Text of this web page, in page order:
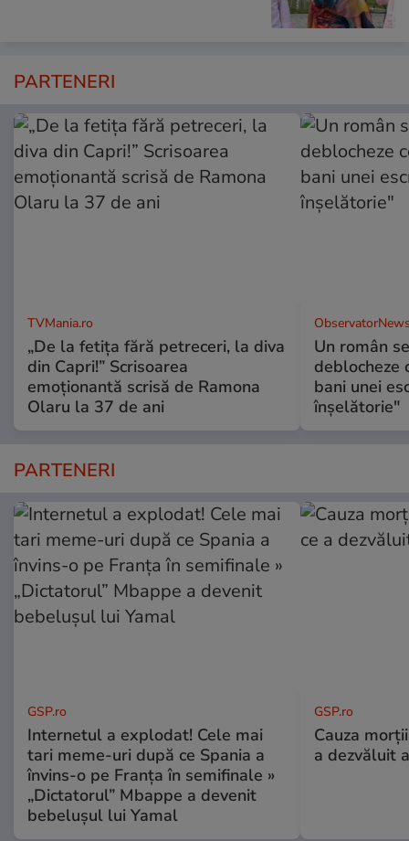
PARTENERI
TVMania.ro
„De la fetița fără petreceri, la diva
din Capri!” Scrisoarea
emoționantă scrisă de Ramona
Olaru la 37 de ani
Un român
deblocheze
bani unei
înşelătorie"
PARTENERI
GSP.ro
Internetul a explodat! Cele mai
tari meme-uri după ce Spania a
învins-o pe Franța în semifinale »
„Dictatorul” Mbappe a devenit
bebelușul lui Yamal
GSP.ro
Cauza
a dezvăluit